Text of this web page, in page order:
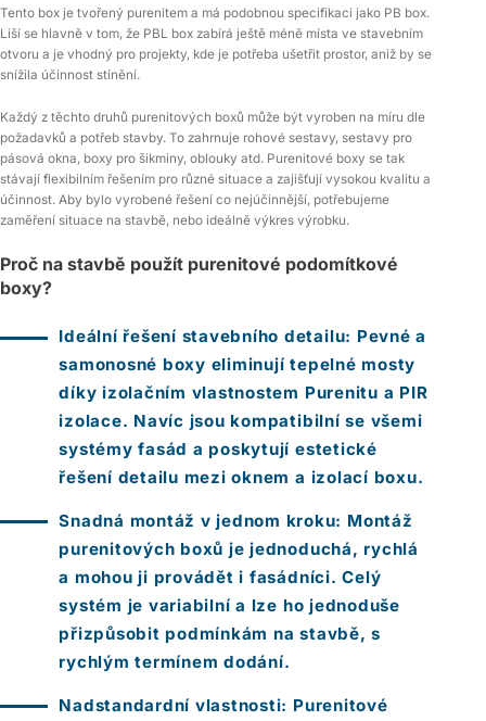
Tento box je tvořený purenitem a má podobnou specifikaci jako PB box.
Liší se hlavně v tom, že PBL box zabírá ještě méně místa ve stavebním
otvoru a je vhodný pro projekty, kde je potřeba ušetřit prostor, aniž by se
snížila účinnost stínění.
Každý z těchto druhů purenitových boxů může být vyroben na míru dle
požadavků a potřeb stavby. To zahrnuje rohové sestavy, sestavy pro
pásová okna, boxy pro šikminy, oblouky atd. Purenitové boxy se tak
stávají flexibilním řešením pro různé situace a zajišťují vysokou kvalitu a
účinnost. Aby bylo vyrobené řešení co nejúčinnější, potřebujeme
zaměření situace na stavbě, nebo ideálně výkres výrobku.
Proč na stavbě použít purenitové podomítkové
boxy?
Ideální řešení stavebního detailu: Pevné a
samonosné boxy eliminují tepelné mosty
díky izolačním vlastnostem Purenitu a PIR
izolace. Navíc jsou kompatibilní se všemi
systémy fasád a poskytují estetické
řešení detailu mezi oknem a izolací boxu.
Snadná montáž v jednom kroku: Montáž
purenitových boxů je jednoduchá, rychlá
a mohou ji provádět i fasádníci. Celý
systém je variabilní a lze ho jednoduše
přizpůsobit podmínkám na stavbě, s
rychlým termínem dodání.
Nadstandardní vlastnosti: Purenitové